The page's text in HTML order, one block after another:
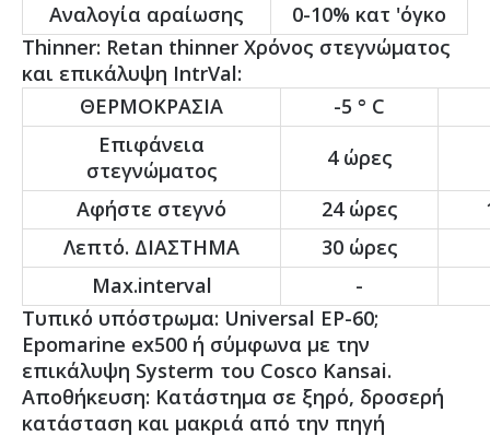
Αναλογία αραίωσης
0-10% κατ 'όγκο
Thinner: Retan thinner Χρόνος στεγνώματος
και επικάλυψη IntrVal:
ΘΕΡΜΟΚΡΑΣΙΑ
-5 ° C
Επιφάνεια
στεγνώματος
4 ώρες
Αφήστε στεγνό
24 ώρες
Λεπτό. ΔΙΑΣΤΗΜΑ
30 ώρες
Max.interval
-
Τυπικό υπόστρωμα: Universal EP-60;
Epomarine ex500 ή σύμφωνα με την
επικάλυψη Systerm του Cosco Kansai.
Αποθήκευση: Κατάστημα σε ξηρό, δροσερή
κατάσταση και μακριά από την πηγή